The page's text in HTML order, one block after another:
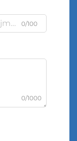
0/100
0/1000